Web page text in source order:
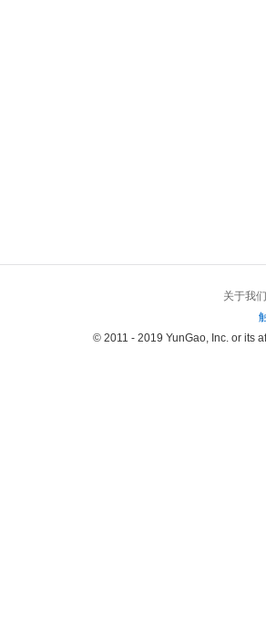
关于我们
© 2011 - 2019 YunGao, Inc. or its